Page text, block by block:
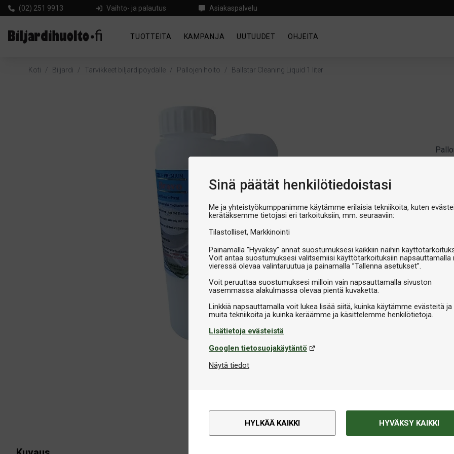
Sinä päätät henkilötiedoistasi
Me ja yhteistyökumppanimme käytämme erilaisia tekniikoita, kuten
kerätäksemme tietojasi eri tarkoituksiin, mm. seuraaviin:
Tilastolliset Markkinointi
Painamalla ”Hyväksy” annat suostumuksesi kaikkiin näihin
Voit antaa suostumuksesi valitsemiisi käyttötarkoituksiin napsauttamalla
vieressä olevaa valintaruutua ja painamalla ”Tallenna asetukset”.
Voit peruuttaa suostumuksesi milloin vain napsauttamalla sivuston
vasemmassa alakulmassa olevaa pientä kuvaketta.
Linkkiä napsauttamalla voit lukea lisää siitä, kuinka käytämme evästeitä ja
Lisätietoja evästeistä
Googlen tietosuojakäytäntö
Näytä tiedot
HYLKÄÄ KAIKKI HYVÄKSY KAIKKI
(02) 251 9913 Vaihto- ja palautus Asiakaspalvelu
TUOTTEITA KAMPANJA UUTUUDET OHJEITA
Koti / Biljardi / Tarvikkeet biljardipöydälle / Pallojen hoito / Ballstar Cleaning Liquid 1 liter